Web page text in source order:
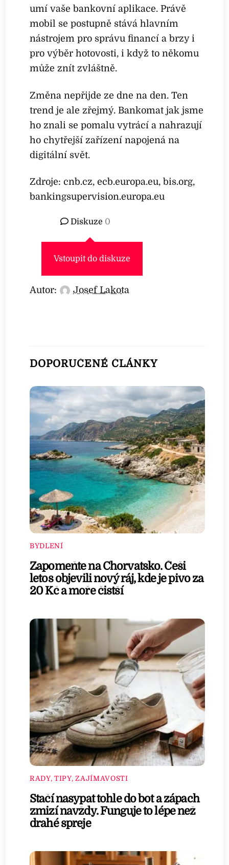
umí vaše bankovní aplikace. Právě
mobil se postupně stává hlavním
nástrojem pro správu financí a brzy i
pro výběr hotovosti, i když to někomu
může znít zvláštně.
Změna nepřijde ze dne na den. Ten
trend je ale zřejmý. Bankomat jak jsme
ho znali se pomalu vytrácí a nahrazují
ho chytřejší zařízení napojená na
digitální svět.
Zdroje: cnb.cz, ecb.europa.eu, bis.org,
bankingsupervision.europa.eu
Diskuze 0
Vstoupit do diskuze
Autor: Josef Lakota
DOPORUČENÉ ČLÁNKY
BYDLENÍ
Zapomeňte na Chorvatsko. Češi
letos objevili nový ráj, kde je pivo za
20 Kč a moře čistší
RADY, TIPY, ZAJÍMAVOSTI
Stačí nasypat tohle do bot a zápach
zmizí navždy. Funguje to lépe než
drahé spreje